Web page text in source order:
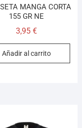
MANGA CORTA
155 GR NE
3,95€
Añadir al carrito